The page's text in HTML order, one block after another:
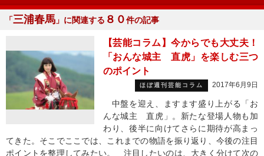
「三浦春馬 」に関連する ８０件の記事
【芸能コラム】今からでも大丈夫！
「おんな城主 直虎」を楽しむ三つ
のポイント
ほぼ週刊芸能コラム 2017年6月9日
中盤を迎え、ますます盛り上がる「お
んな城主 直虎」。新たな登場人物も加
わり、後半に向けてさらに期待が高まっ
てきた。そこでここでは、これまでの物語を振り返り、今後の注目
ポイントを整理してみたい。 注目したいのは、大きく分けて次の